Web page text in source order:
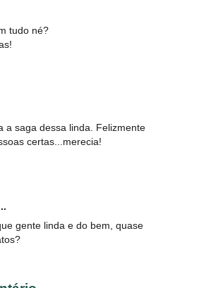
tudo né?
a saga dessa linda. Felizmente
certas...merecia!
gente linda e do bem, quase